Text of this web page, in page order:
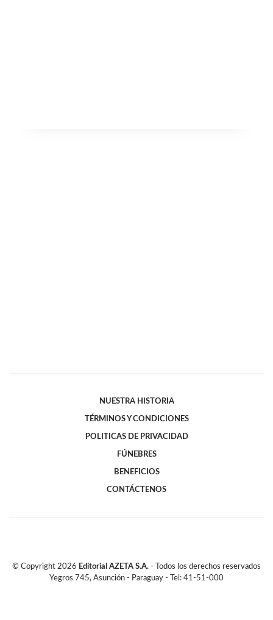
NUESTRA HISTORIA
TÉRMINOS Y CONDICIONES
POLITICAS DE PRIVACIDAD
FÚNEBRES
BENEFICIOS
CONTÁCTENOS
© Copyright 2026 Editorial AZETA S.A. - Todos los derechos reservados
Yegros 745, Asunción - Paraguay - Tel: 41-51-000